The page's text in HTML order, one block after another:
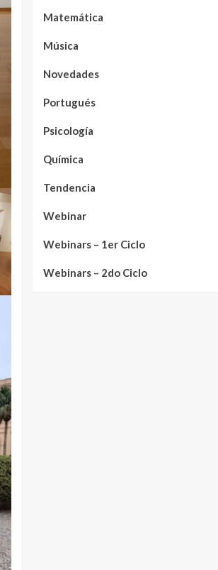
Matemática
Música
Novedades
Portugués
Psicología
Química
Tendencia
Webinar
Webinars – 1er Ciclo
Webinars – 2do Ciclo